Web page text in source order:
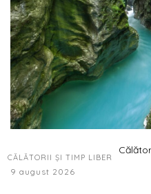
CĂLĂTORII ȘI TIMP LIBER
9 august 2026